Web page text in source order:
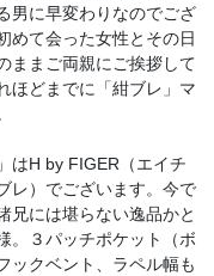
男に早変わりなのでござ
めて会った女性とその日
ままご両親にご挨拶して
ほどまでに「紺ブレ」マ
はH by FIGER（エイチ
レ）でございます。今で
には堪らない逸品かと
。３パッチポケット（ボ
ックベント、ラペル幅も